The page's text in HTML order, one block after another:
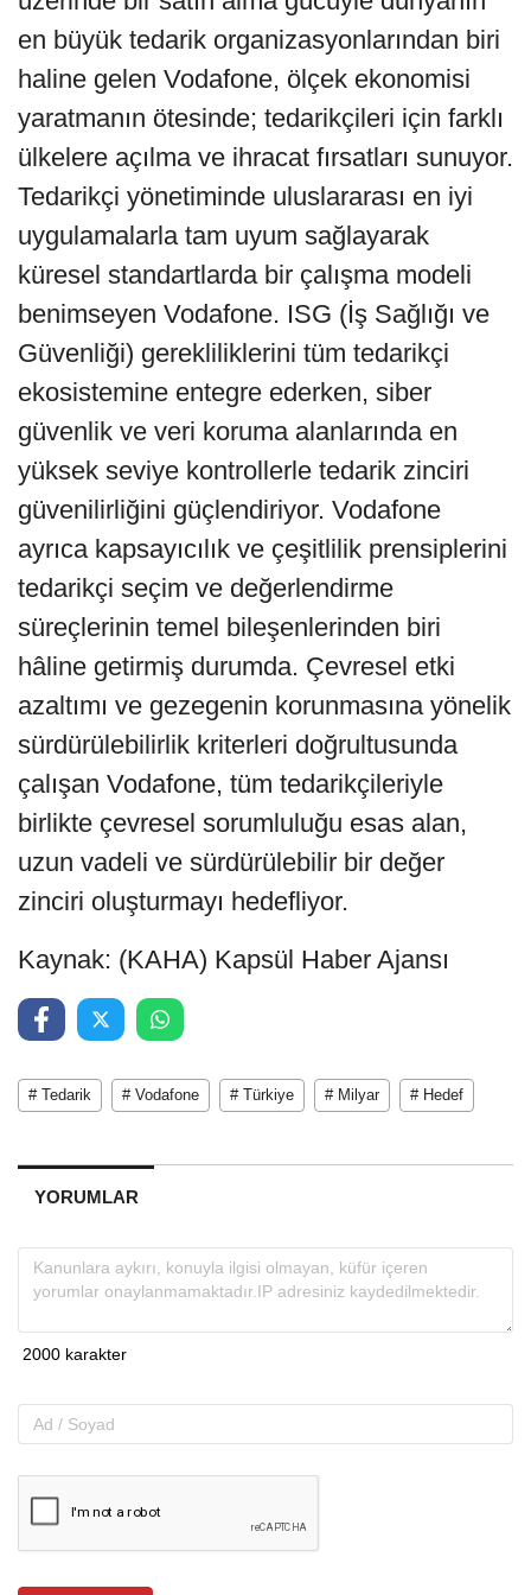
en büyük tedarik organizasyonlarından biri
haline gelen Vodafone, ölçek ekonomisi
yaratmanın ötesinde; tedarikçileri için farklı
ülkelere açılma ve ihracat fırsatları sunuyor.
Tedarikçi yönetiminde uluslararası en iyi
uygulamalarla tam uyum sağlayarak
küresel standartlarda bir çalışma modeli
benimseyen Vodafone. ISG (İş Sağlığı ve
Güvenliği) gerekliliklerini tüm tedarikçi
ekosistemine entegre ederken, siber
güvenlik ve veri koruma alanlarında en
yüksek seviye kontrollerle tedarik zinciri
güvenilirliğini güçlendiriyor. Vodafone
ayrıca kapsayıcılık ve çeşitlilik prensiplerini
tedarikçi seçim ve değerlendirme
süreçlerinin temel bileşenlerinden biri
hâline getirmiş durumda. Çevresel etki
azaltımı ve gezegenin korunmasına yönelik
sürdürülebilirlik kriterleri doğrultusunda
çalışan Vodafone, tüm tedarikçileriyle
birlikte çevresel sorumluluğu esas alan,
uzun vadeli ve sürdürülebilir bir değer
zinciri oluşturmayı hedefliyor.
Kaynak: (KAHA) Kapsül Haber Ajansı
# Tedarik # Vodafone # Türkiye # Milyar # Hedef
YORUMLAR